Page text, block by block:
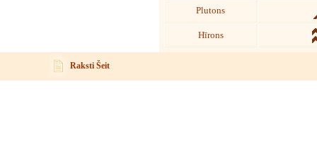
Plutons
Hīrons
Raksti Šeit